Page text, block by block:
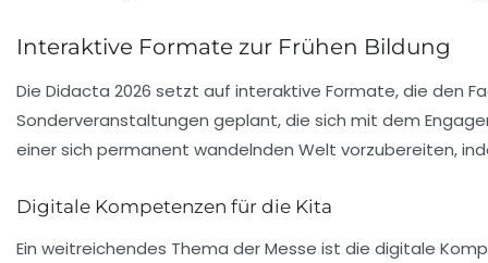
Interaktive Formate zur Frühen Bildung
Die Didacta 2026 setzt auf interaktive Formate, die den
Sonderveranstaltungen geplant, die sich mit dem
einer sich permanent wandelnden Welt vorzubereiten,
Digitale Kompetenzen für die Kita
Ein weitreichendes Thema der Messe ist die digitale